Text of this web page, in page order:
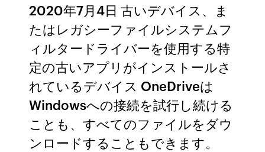
2020年7月4日 古いデバイス、ま
たはレガシーファイルシステムフ
ィルタードライバーを使用する特
定の古いアプリがインストールさ
れているデバイス OneDriveは
Windowsへの接続を試行し続ける
ことも、すべてのファイルをダウ
ンロードすることもできます。